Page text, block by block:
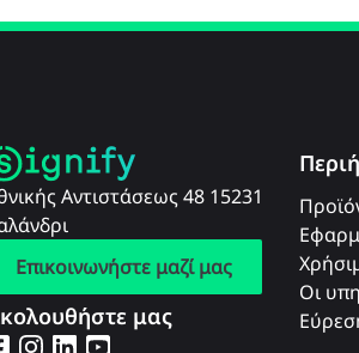
Αντιστάσεως 48 15231
Επικοινωνήστε μαζί μας
μας
Οι